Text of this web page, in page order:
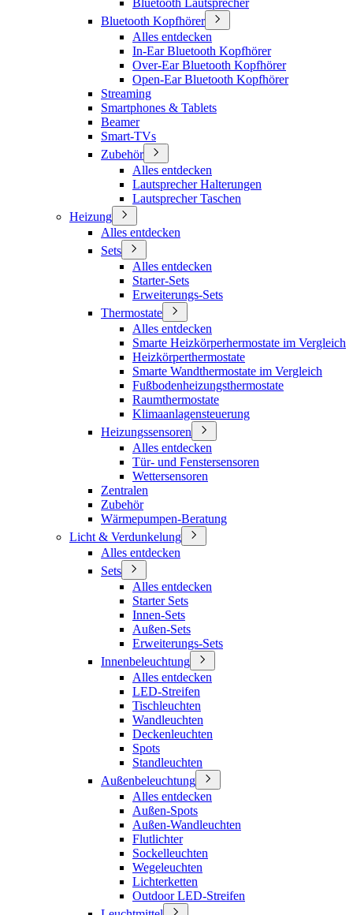
Bluetooth Lautsprecher
Bluetooth Kopfhörer
Alles entdecken
In-Ear Bluetooth Kopfhörer
Over-Ear Bluetooth Kopfhörer
Open-Ear Bluetooth Kopfhörer
Streaming
Smartphones & Tablets
Beamer
Smart-TVs
Zubehör
Alles entdecken
Lautsprecher Halterungen
Lautsprecher Taschen
Heizung
Alles entdecken
Sets
Alles entdecken
Starter-Sets
Erweiterungs-Sets
Thermostate
Alles entdecken
Smarte Heizkörperhermostate im Vergleich
Heizkörperthermostate
Smarte Wandthermostate im Vergleich
Fußbodenheizungsthermostate
Raumthermostate
Klimaanlagensteuerung
Heizungssensoren
Alles entdecken
Tür- und Fenstersensoren
Wettersensoren
Zentralen
Zubehör
Wärmepumpen-Beratung
Licht & Verdunkelung
Alles entdecken
Sets
Alles entdecken
Starter Sets
Innen-Sets
Außen-Sets
Erweiterungs-Sets
Innenbeleuchtung
Alles entdecken
LED-Streifen
Tischleuchten
Wandleuchten
Deckenleuchten
Spots
Standleuchten
Außenbeleuchtung
Alles entdecken
Außen-Spots
Außen-Wandleuchten
Flutlichter
Sockelleuchten
Wegeleuchten
Lichterketten
Outdoor LED-Streifen